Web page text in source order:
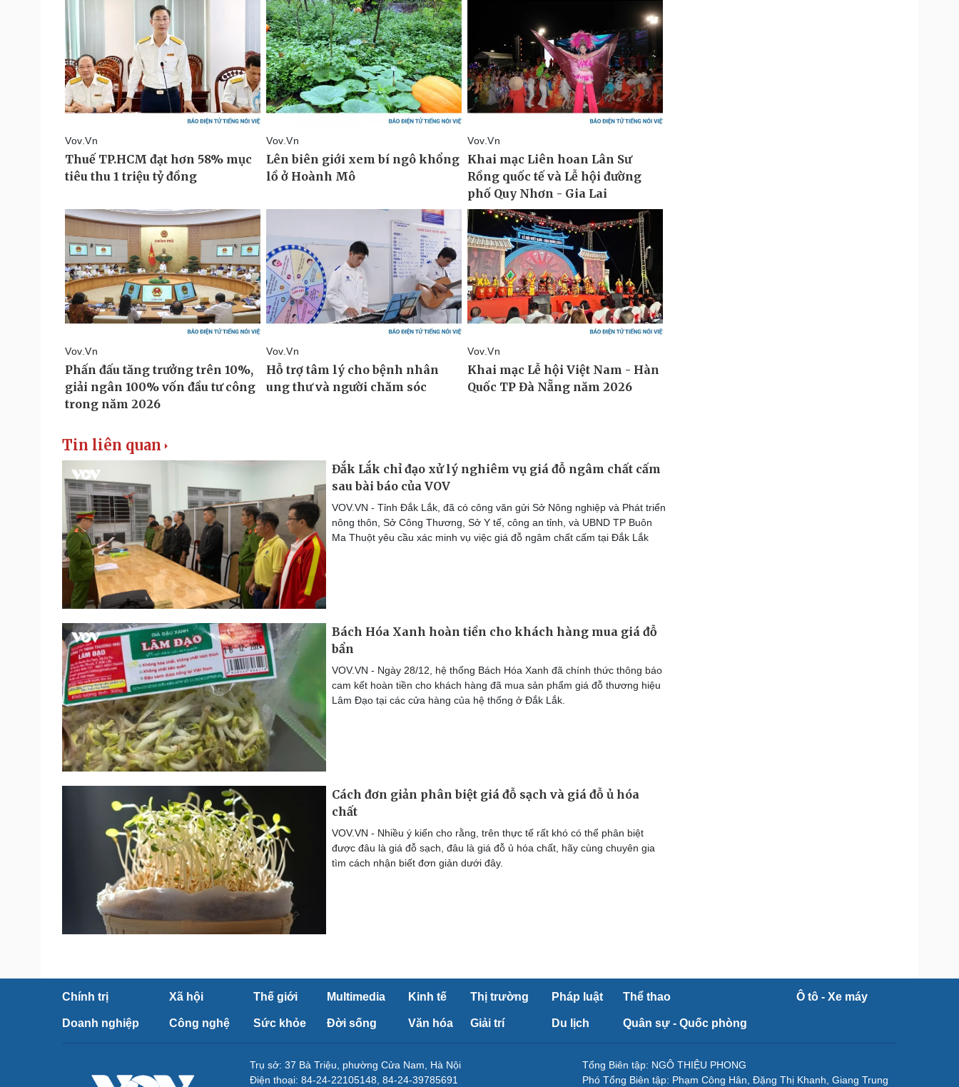
Tin liên quan
Đắk Lắk chỉ đạo xử lý nghiêm vụ giá đỗ ngâm chất cấm
sau bài báo của VOV
VOV.VN - Tỉnh Đắk Lắk, đã có công văn gửi Sở Nông nghiệp và Phát triển
nông thôn, Sở Công Thương, Sở Y tế, công an tỉnh, và UBND TP Buôn
Ma Thuột yêu cầu xác minh vụ việc giá đỗ ngâm chất cấm tại Đắk Lắk
Bách Hóa Xanh hoàn tiền cho khách hàng mua giá đỗ
bẩn
VOV.VN - Ngày 28/12, hệ thống Bách Hóa Xanh đã chính thức thông báo
cam kết hoàn tiền cho khách hàng đã mua sản phẩm giá đỗ thương hiệu
Lâm Đạo tại các cửa hàng của hệ thống ở Đắk Lắk.
Cách đơn giản phân biệt giá đỗ sạch và giá đỗ ủ hóa
chất
VOV.VN - Nhiều ý kiến cho rằng, trên thực tế rất khó có thể phân biệt
được đâu là giá đỗ sạch, đâu là giá đỗ ủ hóa chất, hãy cùng chuyên gia
tìm cách nhận biết đơn giản dưới đây.
Chính trị Xã hội Thế giới Multimedia Kinh tế Thị trường Pháp luật Thể thao Ô tô - Xe máy
Doanh nghiệp Công nghệ Sức khỏe Đời sống Văn hóa Giải trí Du lịch Quân sự - Quốc phòng
Trụ sở: 37 Bà Triệu, phường Cửa Nam, Hà Nội
Điện thoại: 84-24-22105148, 84-24-39785691
Tổng Biên tập: NGÔ THIỆU PHONG
Phó Tổng Biên tập: Phạm Công Hân, Đặng Thị Khanh, Giang Trung